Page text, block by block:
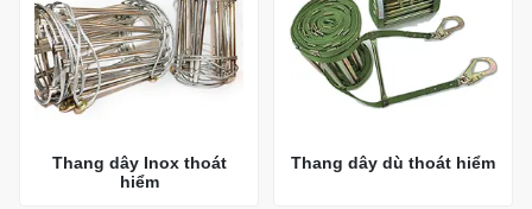
Thang dây Inox thoát
hiểm
Thang dây dù thoát hiểm